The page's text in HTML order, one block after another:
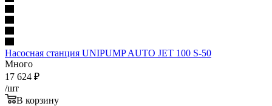
Насосная станция UNIPUMP AUTO JET 100 S-50
Много
17 624 ₽
/шт
В корзину